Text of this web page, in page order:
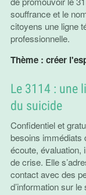
souffrance et le
citoyens une ligne
professionnelle.
Thème : créer
Le 3114 : une
du suicide
Confidentiel et
besoins immédiats
écoute, évaluation,
de crise. Elle
contact avec des
d’information sur